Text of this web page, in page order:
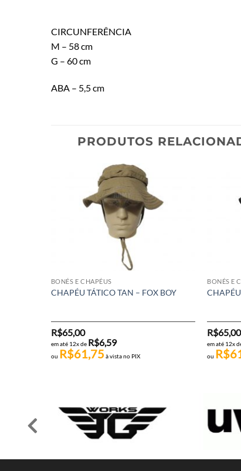
CIRCUNFERÊNCIA
M – 58 cm
G – 60 cm
ABA – 5,5 cm
PRODUTOS
BONÉS E CHAPÉUS
CHAPÉU TÁTICO TAN – FOX BOY
R$65,00
em até 12x de R$6,59
ou R$61,75 à vista no PIX
BONÉS E
R$65,00
em até 12x
ou R$